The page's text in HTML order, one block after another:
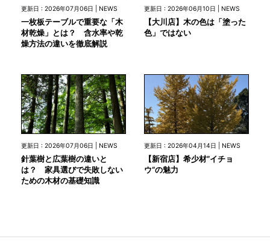
更新日 : 2026年07月06日 | NEWS
一枚板テーブルで重要な「木
材乾燥」とは？ 含水率や乾
燥方法の違いを徹底解説
更新日 : 2026年06月10日 | NEWS
【大川店】木の色は「塗った
色」ではない
更新日 : 2026年07月06日 | NEWS
針葉樹と広葉樹の違いと
は？ 家具選びで失敗しない
ための木材の基礎知識
更新日 : 2026年04月14日 | NEWS
【新宿店】希少材”イチョ
ウ”の魅力